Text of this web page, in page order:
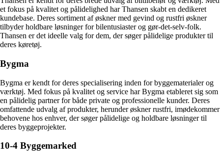
et fokus på kvalitet og pålidelighed har Thansen skabt en dedikeret
kundebase. Deres sortiment af øskner med gevind og rustfri øskner
tilbyder holdbare løsninger for bilentusiaster og gør-det-selv-folk.
Thansen er det ideelle valg for dem, der søger pålidelige produkter til
deres køretøj.
Bygma
Bygma er kendt for deres specialisering inden for byggematerialer og
værktøj. Med fokus på kvalitet og service har Bygma etableret sig som
en pålidelig partner for både private og professionelle kunder. Deres
omfattende udvalg af produkter, herunder øskner rustfri, imødekommer
behovene hos enhver, der søger pålidelige og holdbare løsninger til
deres byggeprojekter.
10-4 Byggemarked